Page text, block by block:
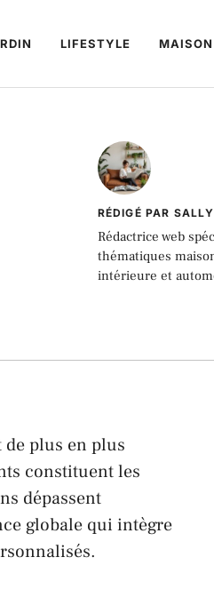
LIFESTYLE MAISON
RÉDIGÉ PAR SALLY
Rédactrice web
thématiques
intérieure et
plus en plus
constituent les
dépassent
globale qui intègre